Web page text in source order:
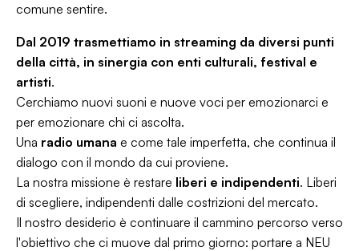
comune sentire.
Dal 2019 trasmettiamo in streaming da diversi punti
della città, in sinergia con enti culturali, festival e
artisti.
Cerchiamo nuovi suoni e nuove voci per emozionarci e
per emozionare chi ci ascolta.
Una radio umana e come tale imperfetta, che continua il
dialogo con il mondo da cui proviene.
La nostra missione è restare liberi e indipendenti. Liberi
di scegliere, indipendenti dalle costrizioni del mercato.
Il nostro desiderio è continuare il cammino percorso verso
l'obiettivo che ci muove dal primo giorno: portare a NEU